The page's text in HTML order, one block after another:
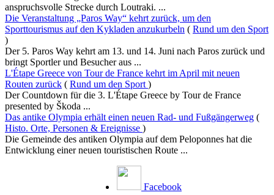
anspruchsvolle Strecke durch Loutraki. ...
Die Veranstaltung „Paros Way“ kehrt zurück, um den
Sporttourismus auf den Kykladen anzukurbeln ( Rund um den Sport
)
Der 5. Paros Way kehrt am 13. und 14. Juni nach Paros zurück und
bringt Sportler und Besucher aus ...
L'Étape Greece von Tour de France kehrt im April mit neuen
Routen zurück ( Rund um den Sport )
Der Countdown für die 3. L'Étape Greece by Tour de France
presented by Škoda ...
Das antike Olympia erhält einen neuen Rad- und Fußgängerweg (
Histo. Orte, Personen & Ereignisse )
Die Gemeinde des antiken Olympia auf dem Peloponnes hat die
Entwicklung einer neuen touristischen Route ...
Facebook